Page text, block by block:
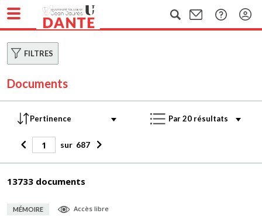
FILTRES
Documents
sur 687
13733 documents
MÉMOIRE Accès libre